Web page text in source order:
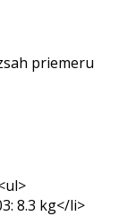
priemeru
8.3 kg</li>